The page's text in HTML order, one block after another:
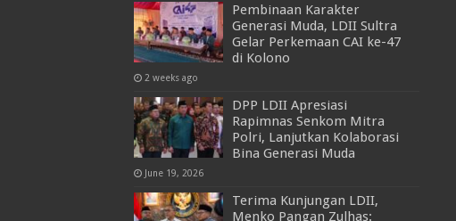
Pembinaan Karakter
Generasi Muda, LDII Sultra
Gelar Perkemaan CAI ke-47
di Kolono
2 weeks ago
DPP LDII Apresiasi
Rapimnas Senkom Mitra
Polri, Lanjutkan Kolaborasi
Bina Generasi Muda
June 19, 2026
Terima Kunjungan LDII,
Menko Pangan Zulhas: